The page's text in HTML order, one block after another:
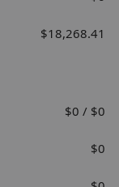
$18,268.41
$0 / $0
$0